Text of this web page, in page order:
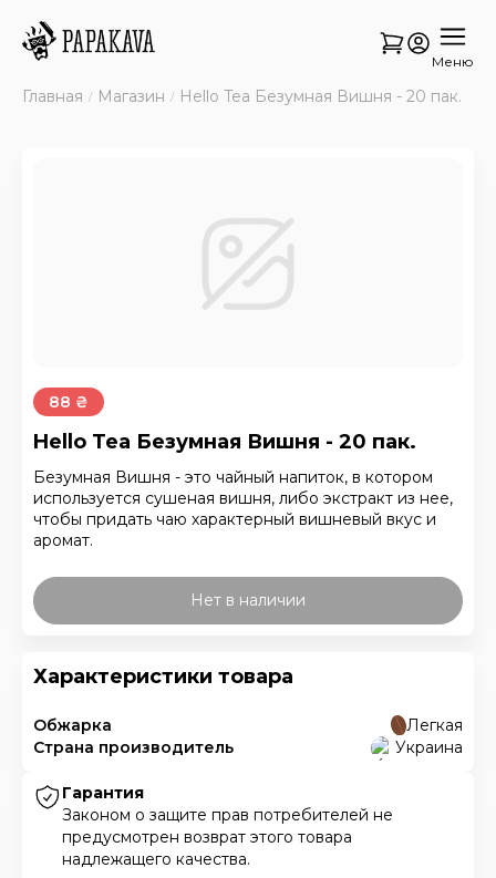
Меню
Главная Магазин Hello Tea Безумная Вишня - 20 пак.
88 ₴
Hello Tea Безумная Вишня - 20 пак.
Безумная Вишня - это чайный напиток, в котором
используется сушеная вишня, либо экстракт из нее,
чтобы придать чаю характерный вишневый вкус и
аромат.
Нет в наличии
Характеристики товара
Обжарка
Легкая
Страна производитель
Украина
Гарантия
Законом о защите прав потребителей не
предусмотрен возврат этого товара
надлежащего качества.